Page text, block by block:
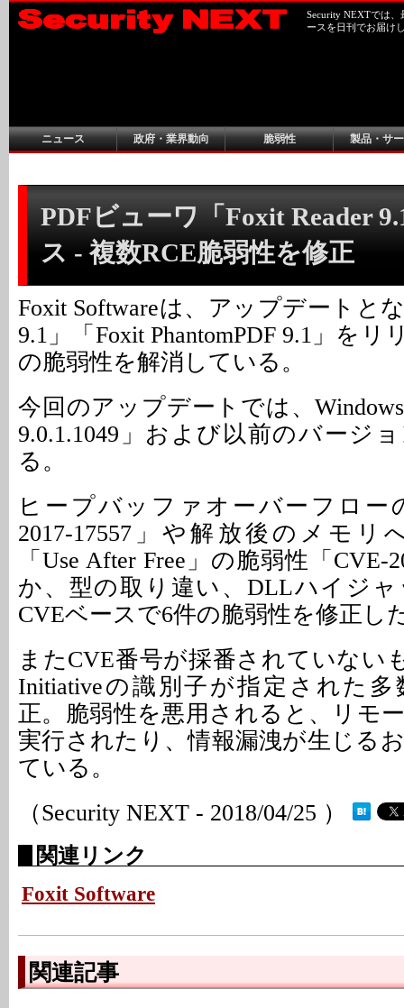
Security NEXTでは
ースを日刊でお届け
ニュース 政府・業界動向 脆弱性 製品・サ
PDFビューワ「Foxit Reader
ス - 複数RCE脆弱性を修正
Foxit Softwareは、アップデートと
9.1」「Foxit PhantomPDF 9.1」をリ
の脆弱性を解消している。
今回のアップデートでは、
9.0.1.1049」および以前のバージ
る。
ヒープバッファオーバーフロー
2017-17557」や解放後のメモリ
「Use After Free」の脆弱性「CVE-
か、型の取り違い、DLLハイジ
CVEベースで6件の脆弱性を修正し
またCVE番号が採番されていない
Initiativeの識別子が指定された
正。脆弱性を悪用されると、リモ
実行されたり、情報漏洩が生じる
ている。
（Security NEXT - 2018/04/25 ）
関連リンク
Foxit Software
関連記事